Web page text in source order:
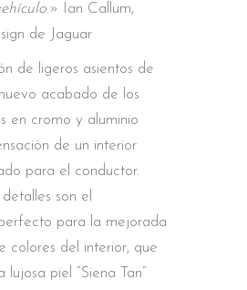
.» Ian Callum,
de Jaguar
de ligeros asientos de
acabado de los
en cromo y aluminio
de un interior
para el conductor.
son el
para la mejorada
colores del interior, que
piel “Siena Tan”